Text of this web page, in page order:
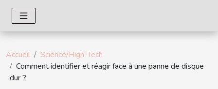
Accueil
Science/High-Tech
Comment identifier et réagir face à une panne de disque
dur ?